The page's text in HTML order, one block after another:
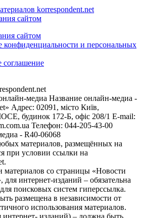
korrespondent.net
сайтом
сайтом
конфиденциальности и персональных
соглашение
медиа Название онлайн-медиа -
Адрес: 02091, місто Київ,
будинок 172-Б, офіс 208/1 E-mail:
Телефон: 044-205-43-00
- R40-06068
материалов, размещённых на
при условии ссылки на
со страницы «Новости
интернет-изданий – обязательна
поисковых систем гиперссылка.
размещена в независимости от
использования материалов.